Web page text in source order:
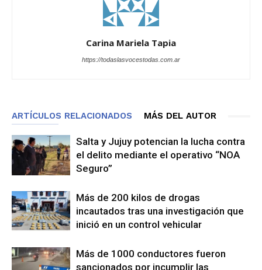
Carina Mariela Tapia
https://todaslasvocestodas.com.ar
ARTÍCULOS RELACIONADOS MÁS DEL AUTOR
Salta y Jujuy potencian la lucha contra
el delito mediante el operativo “NOA
Seguro”
Más de 200 kilos de drogas
incautados tras una investigación que
inició en un control vehicular
Más de 1000 conductores fueron
sancionados por incumplir las